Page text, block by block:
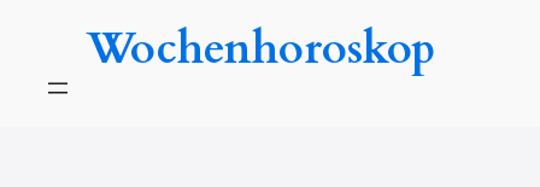
Wochenhoroskop